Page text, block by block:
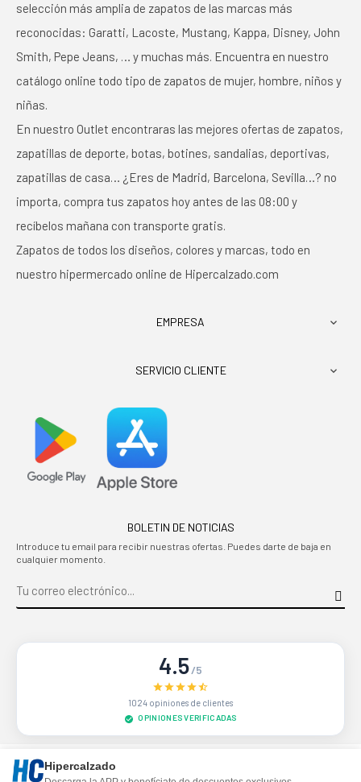
selección más amplia de zapatos de las marcas más
reconocidas: Garatti, Lacoste, Mustang, Kappa, Disney, John
Smith, Pepe Jeans, … y muchas más. Encuentra en nuestro
catálogo online todo tipo de zapatos de mujer, hombre, niños y
niñas.
En nuestro Outlet encontraras las mejores ofertas de zapatos,
zapatillas de deporte, botas, botines, sandalias, deportivas,
zapatillas de casa… ¿Eres de Madrid, Barcelona, Sevilla…? no
importa, compra tus zapatos hoy antes de las 08:00 y
recíbelos mañana con transporte gratis.
Zapatos de todos los diseños, colores y marcas, todo en
nuestro hipermercado online de Hipercalzado.com
EMPRESA 
SERVICIO CLIENTE 
BOLETIN DE NOTICIAS
Introduce tu email para recibir nuestras ofertas. Puedes darte de baja en
cualquier momento.
4.5/5
1024 opiniones de clientes
OPINIONES VERIFICADAS
Sitio protegido por reCAPTCHA.
Hipercalzado